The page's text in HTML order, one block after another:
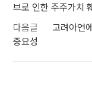
브로 인한 주주가치
다음글
고려아연
중요성